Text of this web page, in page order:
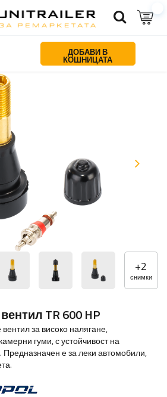
Сервизни части и
+2
снимки
TR 600 HP
за високо налягане,
гуми, с устойчивост на
Предназначен е за леки автомобили,
ДОБАВИ В
КОШНИЦАТА